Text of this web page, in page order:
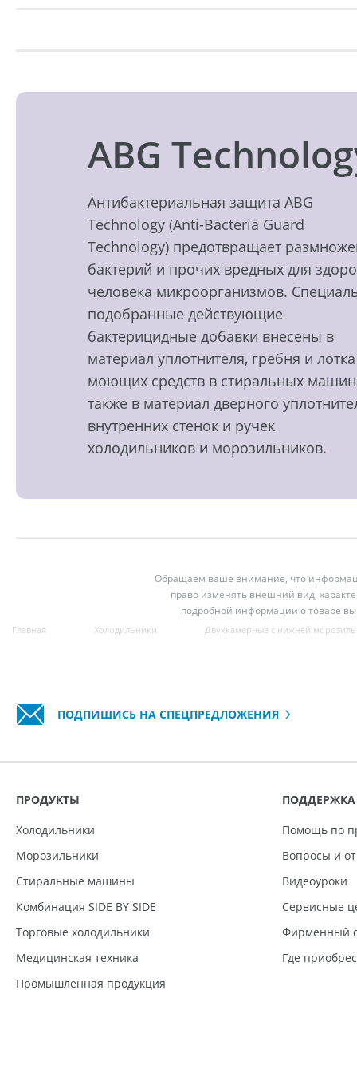
ABG
Антибактериальная защита ABG
Technology (Anti-Bacteria Guard
Technology) предотвращает
бактерий и прочих вредных для
человека микроорганизмов.
подобранные действующие
бактерицидные добавки внесены в
материал уплотнителя, гребня и
моющих средств в стиральных
также в материал дверного
внутренних стенок и ручек
холодильников и морозильников.
Обращаем ваше внимание, что
право изменять внешний вид,
подробной информации о товаре
Главная Холодильники Двухкамерные с нижней
ПОДПИШИСЬ НА СПЕЦПРЕДЛОЖЕНИЯ
ПРОДУКТЫ
Холодильники
Морозильники
Стиральные машины
Комбинация SIDE BY SIDE
Торговые холодильники
Медицинская техника
Промышленная продукция
ПОДДЕРЖКА
Помощь по
Вопросы и
Видеоуроки
Сервисные
Фирменный
Где